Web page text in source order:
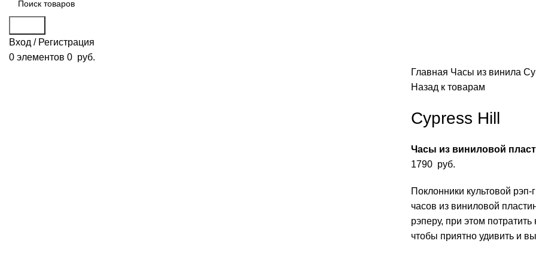
Вход / Регистрация
0 элементов 0 руб.
Главная Часы из винила
Назад к товарам
Cypress Hill
Часы из виниловой
1790 руб.
Поклонники культовой
часов из виниловой
рэперу, при этом
чтобы приятно удивить и